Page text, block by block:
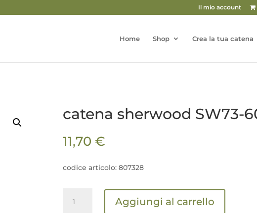
Il mio account
Home Shop Crea la tua catena
catena sherwood SW73-
11,70 €
codice articolo: 807328
sherwood
Aggiungi al carrello